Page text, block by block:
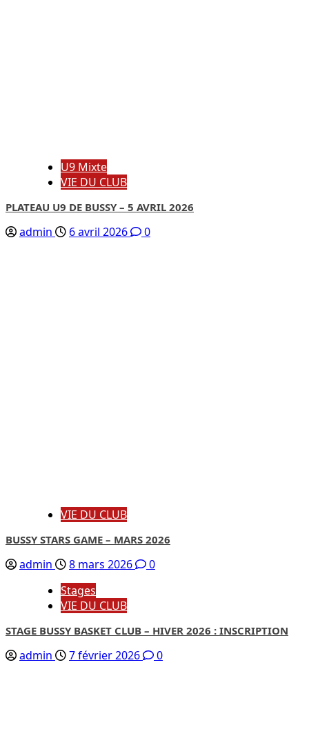
U9 Mixte
VIE DU CLUB
PLATEAU U9 DE BUSSY – 5 AVRIL 2026
admin 6 avril 2026 0
VIE DU CLUB
BUSSY STARS GAME – MARS 2026
admin 8 mars 2026
0
Stages
VIE DU CLUB
STAGE BUSSY BASKET CLUB – HIVER 2026 : INSCRIPTION
admin 7 février 2026 0